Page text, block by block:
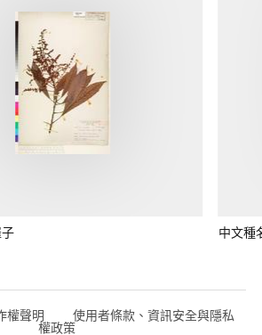
中文種
權聲明 使用者條款、資訊安全與隱私
權政策